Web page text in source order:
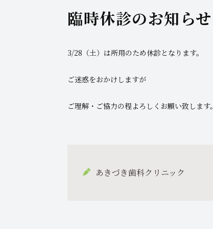
臨時休診のお知らせ
3/28（土）は所用のため休診となります。
ご迷惑をおかけしますが
ご理解・ご協力の程よろしくお願い致します。
あきづき歯科クリニック